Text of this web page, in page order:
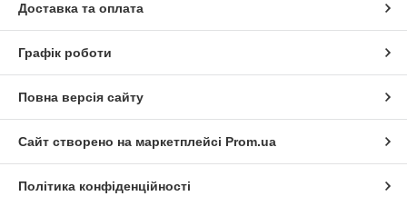
Доставка та оплата
Графік роботи
Повна версія сайту
Сайт створено на маркетплейсі Prom.ua
Політика конфіденційності